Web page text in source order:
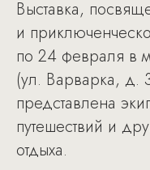
Выставка,
и
по 24 февраля в
(ул. Варварка, д.
представлена
путешествий и
отдыха.